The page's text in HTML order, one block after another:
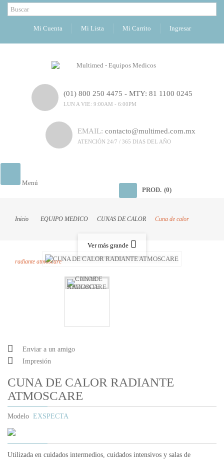
Mi Cuenta Mi Lista Mi Carrito Ingresar
(01) 800 250 4475 - MTY: 81 1100 0245
LUN A VIE: 9:00AM - 6:00PM
EMAIL: contacto@multimed.com.mx
ATENCIÓN 24/7 / 365 DIAS DEL AÑO
PROD. (0)
Menú
Inicio EQUIPO MEDICO CUNAS DE CALOR Cuna de calor
radiante atmoscare
Ver más grande
Enviar a un amigo
Impresión
CUNA DE CALOR RADIANTE
ATMOSCARE
Modelo EXSPECTA
Utilizada en cuidados intermedios, cuidados intensivos y salas de